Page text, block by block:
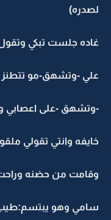
لصدره)
غاده جلست تبكي
علي -وتشهق-مو تتطنز
-وتشهق -على اعصابي
خايفه وانتي تقولي
وقامت من حضنه
سامي وهو